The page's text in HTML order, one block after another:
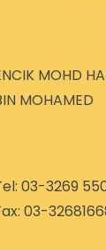
MOHD
MOHAMED
03-3269
03-